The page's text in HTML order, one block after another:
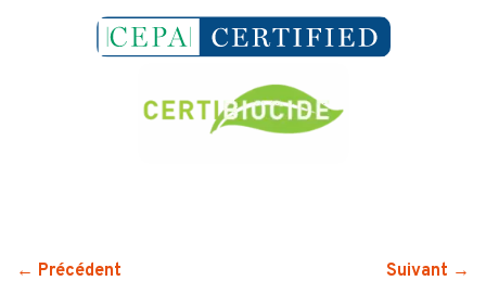
← Précédent Suivant →